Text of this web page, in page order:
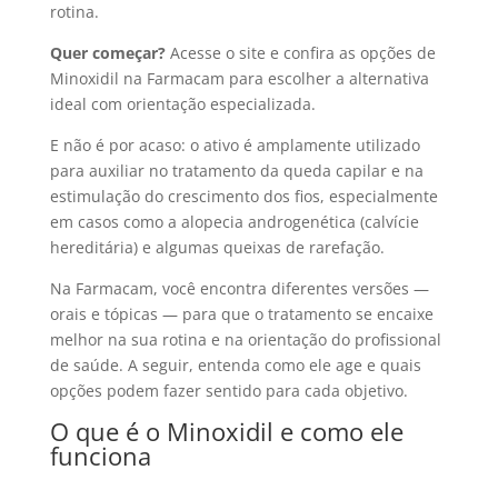
rotina.
Quer começar?Acesse o site e confira as opções de
Minoxidil na Farmacam para escolher a alternativa
ideal com orientação especializada.
E não é por acaso: o ativo é amplamente utilizado
para auxiliar no tratamento da queda capilar e na
estimulação do crescimento dos fios, especialmente
em casos como a alopecia androgenética (calvície
hereditária) e algumas queixas de rarefação.
Na Farmacam, você encontra diferentes versões —
orais e tópicas — para que o tratamento se encaixe
melhor na sua rotina e na orientação do profissional
de saúde. A seguir, entenda como ele age e quais
opções podem fazer sentido para cada objetivo.
O que é o Minoxidil e como ele
funciona